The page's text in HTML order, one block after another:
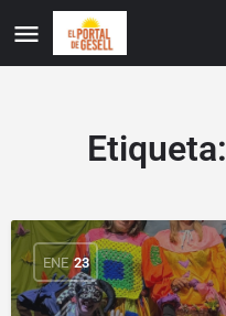
Etiqueta:
ENE 23